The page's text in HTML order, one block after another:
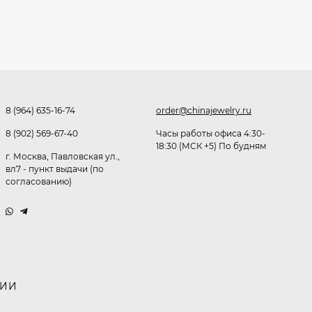
255₽
8 (964) 635-16-74
8 (902) 569-67-40
г. Москва, Павловская ул.,
вл7 - пункт выдачи (по
согласованию)
order@chinajewelry.ru
Часы работы офиса 4:30-
18:30 (МСК +5) По будням